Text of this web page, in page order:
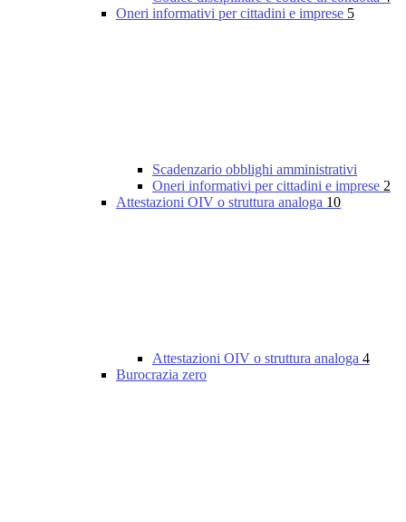
Oneri informativi per cittadini e imprese 5
Scadenzario obblighi amministrativi
Oneri informativi per cittadini e imprese 2
Attestazioni OIV o struttura analoga 10
Attestazioni OIV o struttura analoga 4
Burocrazia zero